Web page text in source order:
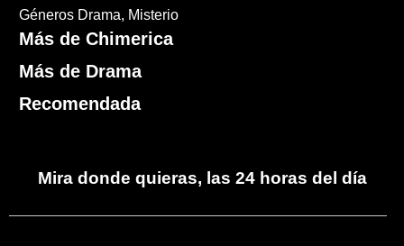
Géneros Drama Misterio
Más de Chimerica
Más de Drama
Recomendada
Mira donde quieras, las 24 horas del día